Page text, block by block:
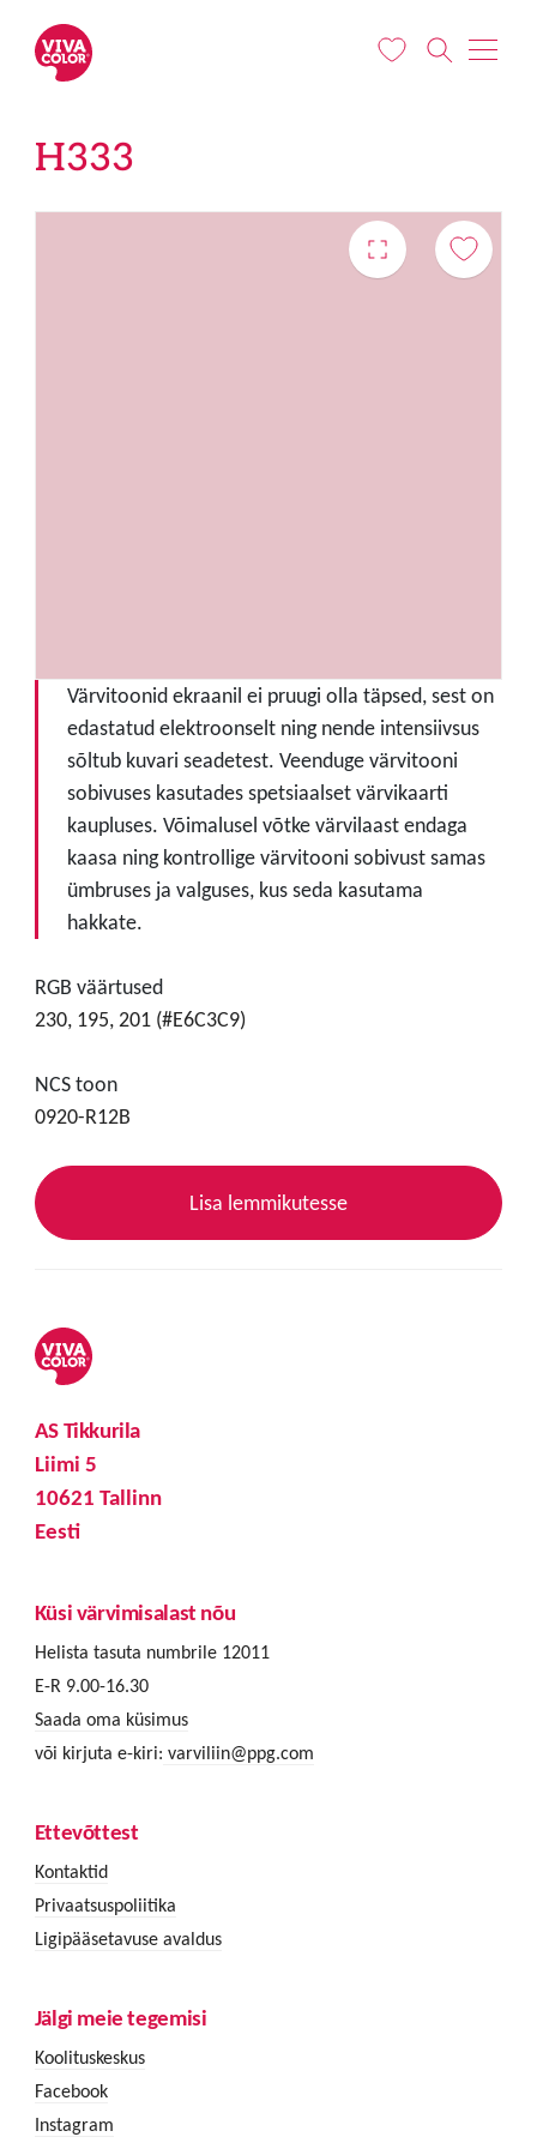
H333
Värvitoonid ekraanil ei pruugi olla täpsed, sest on
edastatud elektroonselt ning nende intensiivsus
sõltub kuvari seadetest. Veenduge värvitooni
sobivuses kasutades spetsiaalset värvikaarti
kaupluses. Võimalusel võtke värvilaast endaga
kaasa ning kontrollige värvitooni sobivust samas
ümbruses ja valguses, kus seda kasutama
hakkate.
RGB väärtused
230, 195, 201 (#E6C3C9)
NCS toon
0920-R12B
Lisa lemmikutesse
AS Tikkurila
Liimi 5
10621 Tallinn
Eesti
Küsi värvimisalast nõu
Helista tasuta numbrile 12011
E-R 9.00-16.30
Saada oma küsimus
või kirjuta e-kiri: varviliin@ppg.com
Ettevõttest
Kontaktid
Privaatsuspoliitika
Ligipääsetavuse avaldus
Jälgi meie tegemisi
Koolituskeskus
Facebook
Instagram